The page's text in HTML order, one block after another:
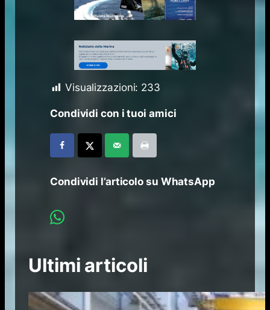
Visualizzazioni: 233
Condividi con i tuoi amici
Condividi l’articolo su WhatsApp
Ultimi articoli